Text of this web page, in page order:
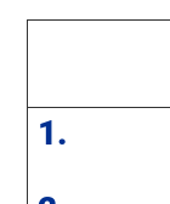
1.